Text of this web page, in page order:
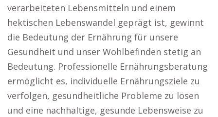
verarbeiteten Lebensmitteln und einem
hektischen Lebenswandel geprägt ist, gewinnt
die Bedeutung der Ernährung für unsere
Gesundheit und unser Wohlbefinden stetig an
Bedeutung. Professionelle Ernährungsberatung
ermöglicht es, individuelle Ernährungsziele zu
verfolgen, gesundheitliche Probleme zu lösen
und eine nachhaltige, gesunde Lebensweise zu